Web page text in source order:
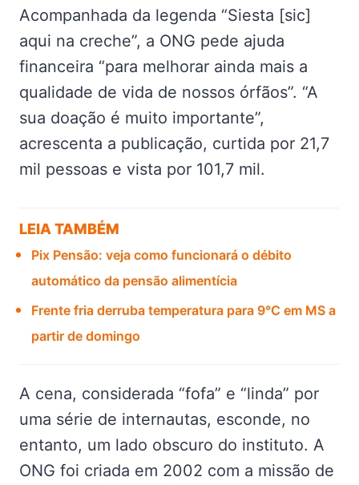
Acompanhada da legenda “Siesta [sic]
aqui na creche”, a ONG pede ajuda
financeira “para melhorar ainda mais a
qualidade de vida de nossos órfãos”. “A
sua doação é muito importante”,
acrescenta a publicação, curtida por 21,7
mil pessoas e vista por 101,7 mil.
LEIA TAMBÉM
Pix Pensão: veja como funcionará o débito
automático da pensão alimentícia
Frente fria derruba temperatura para 9°C em MS a
partir de domingo
A cena, considerada “fofa” e “linda” por
uma série de internautas, esconde, no
entanto, um lado obscuro do instituto. A
ONG foi criada em 2002 com a missão de